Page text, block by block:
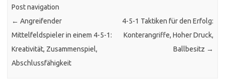
Post navigation
← Angreifender
Mittelfeldspieler in einem 4-5-1:
Kreativität, Zusammenspiel,
Abschlussfähigkeit
4-5-1 Taktiken für den Erfolg:
Konterangriffe, Hoher Druck,
Ballbesitz →